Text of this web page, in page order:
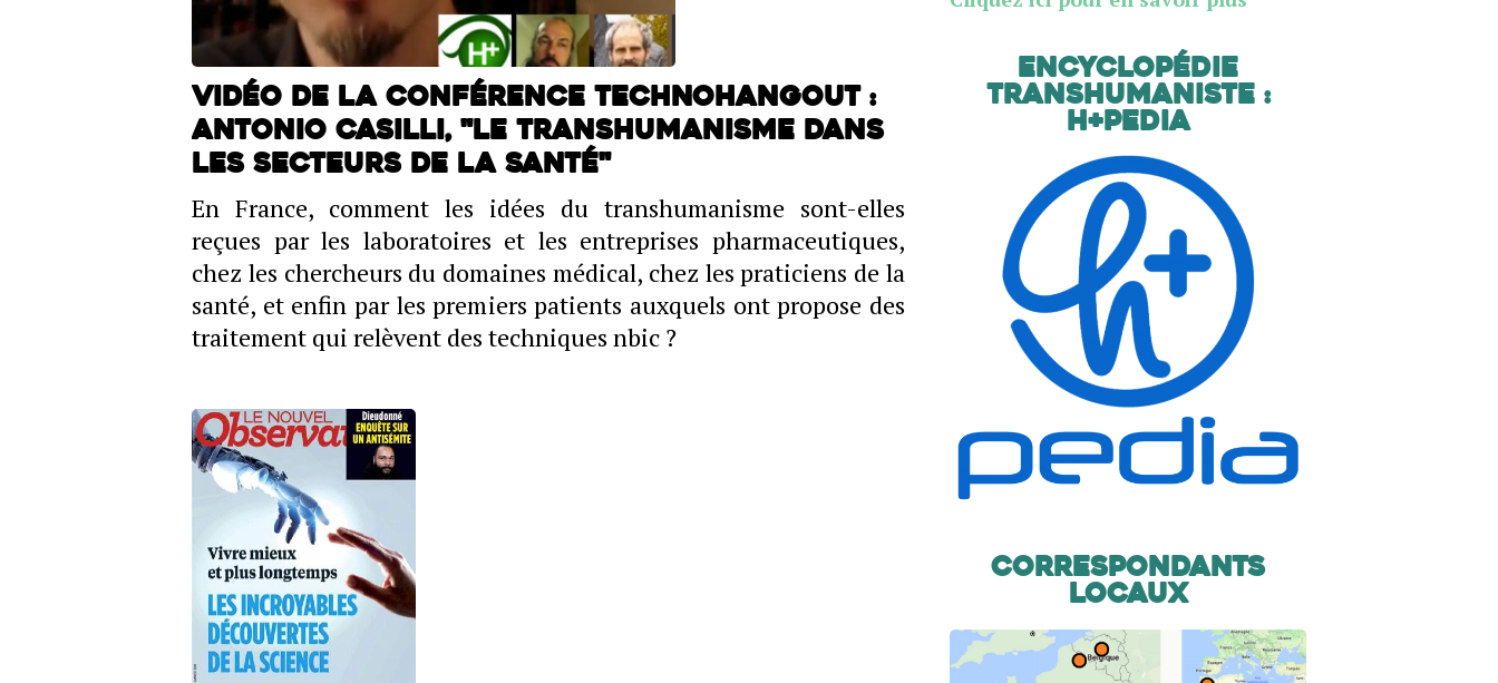
Vidéo de la conférence TechnoHangout :
Antonio Casilli, "Le transhumanisme dans
les secteurs de la santé"
En France, comment les idées du transhumanisme sont-elles
reçues par les laboratoires et les entreprises pharmaceutiques,
chez les chercheurs du domaines médical, chez les praticiens de la
santé, et enfin par les premiers patients auxquels ont propose des
traitement qui relèvent des techniques nbic ?
Encyclopédie
transhumaniste :
H+Pedia
Correspondants
locaux